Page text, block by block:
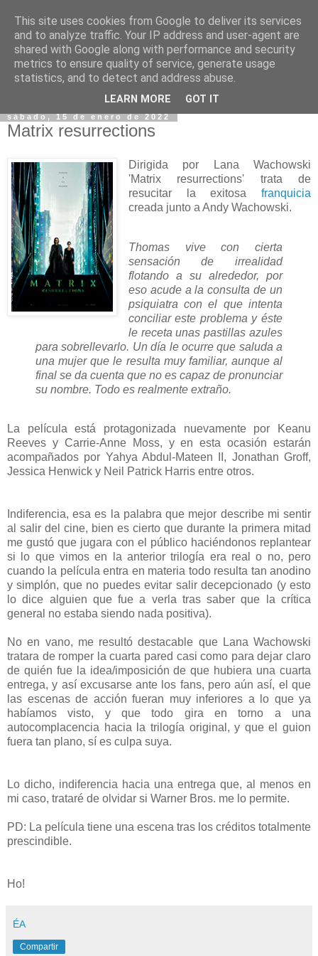
sábado, 15 de enero de 2022
Matrix resurrections
Dirigida por Lana Wachowski
'Matrix resurrections' trata de
resucitar la exitosa franquicia
creada junto a Andy Wachowski.
Thomas vive con cierta
sensación de irrealidad
flotando a su alrededor, por
eso acude a la consulta de un
psiquiatra con el que intenta
conciliar este problema y éste
le receta unas pastillas azules
para sobrellevarlo. Un día le ocurre que saluda a
una mujer que le resulta muy familiar, aunque al
final se da cuenta que no es capaz de pronunciar
su nombre. Todo es realmente extraño.
La película está protagonizada nuevamente por Keanu
Reeves y Carrie-Anne Moss, y en esta ocasión estarán
acompañados por Yahya Abdul-Mateen II, Jonathan Groff,
Jessica Henwick y Neil Patrick Harris entre otros.
Indiferencia, esa es la palabra que mejor describe mi sentir
al salir del cine, bien es cierto que durante la primera mitad
me gustó que jugara con el público haciéndonos replantear
si lo que vimos en la anterior trilogía era real o no, pero
cuando la película entra en materia todo resulta tan anodino
y simplón, que no puedes evitar salir decepcionado (y esto
lo dice alguien que fue a verla tras saber que la crítica
general no estaba siendo nada positiva).
No en vano, me resultó destacable que Lana Wachowski
tratara de romper la cuarta pared casi como para dejar claro
de quién fue la idea/imposición de que hubiera una cuarta
entrega, y así excusarse ante los fans, pero aún así, el que
las escenas de acción fueran muy inferiores a lo que ya
habíamos visto, y que todo gira en torno a una
autocomplacencia hacia la trilogía original, y que el guion
fuera tan plano, sí es culpa suya.
Lo dicho, indiferencia hacia una entrega que, al menos en
mi caso, trataré de olvidar si Warner Bros. me lo permite.
PD: La película tiene una escena tras los créditos totalmente
prescindible.
Ho!
ÉA
Compartir
This site uses cookies from Google to deliver its services
and to analyze traffic. Your IP address and user-agent are
shared with Google along with performance and security
metrics to ensure quality of service, generate usage
statistics, and to detect and address abuse.
LEARN MORE GOT IT